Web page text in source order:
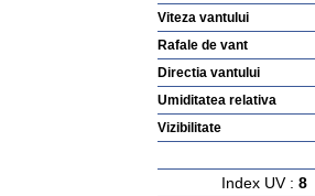
Viteza vantului
Rafale de vant
Directia vantului
Umiditatea relativa
Vizibilitate
Index UV : 8